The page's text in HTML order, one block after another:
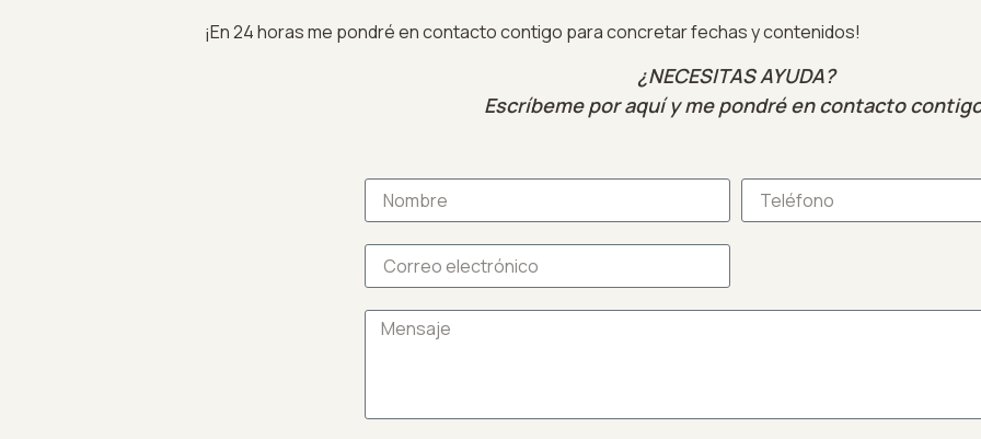
¡En 24 horas me pondré en contacto contigo para concretar fechas y contenidos!
¿NECESITAS AYUDA?
Escríbeme por aquí y me pondré en contacto